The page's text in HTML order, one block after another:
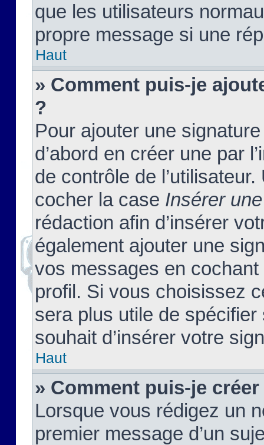
que les utilisateurs
propre message si une
Haut
» Comment puis-je
?
Pour ajouter une
d’abord en créer une par
de contrôle de
cocher la case Insérer
rédaction afin d’insérer
également ajouter une
vos messages en
profil. Si vous choisissez
sera plus utile de
souhait d’insérer votre
Haut
» Comment puis-je
Lorsque vous rédigez un
premier message d’un